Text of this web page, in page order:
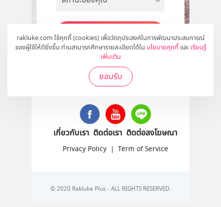
rakluke.com ใช้คุกกี้ (cookies) เพื่อวัตถุประสงค์ในการพัฒนาประสบการณ์
ของผู้ใช้ให้ดียิ่งขึ้น ท่านสามารถศึกษารายละเอียดได้ใน นโยบายคุกกี้ และ เรียนรู้
เพิ่มเติม
ยอมรับ
สมัคร
ติดตามเราได้ที่
เกี่ยวกับเรา ติดต่อเรา ติดต่อลงโฆษณา
Privacy Policy | Term of Service
© 2020 Rakluke Plus - ALL RIGHTS RESERVED.